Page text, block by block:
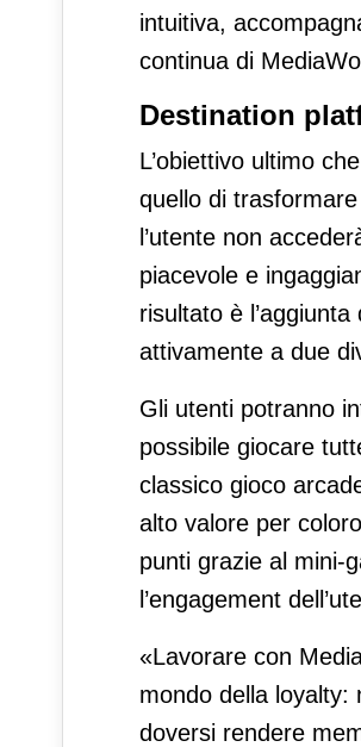
intuitiva,
continua di
Destination
L’obiettivo ultimo
quello di
l’utente non
piacevole e
risultato è
attivamente a due
Gli utenti potranno
possibile giocare
classico gioco
alto valore per
punti grazie al mini-
l’engagement
«Lavorare con
mondo della loyalty:
doversi rendere